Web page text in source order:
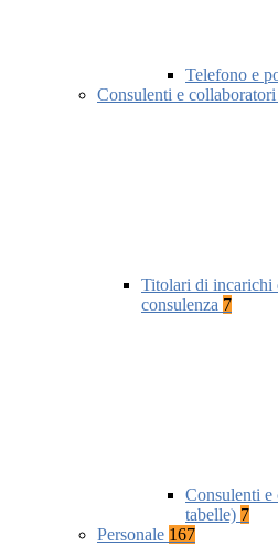
Telefono e
Consulenti e collaboratori
Titolari di incarichi
consulenza 7
Consulenti e
tabelle) 7
Personale 167